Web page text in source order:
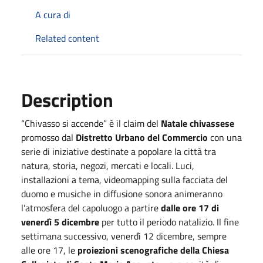
A cura di
Related content
Description
“Chivasso si accende” è il claim del Natale chivassese
promosso dal Distretto Urbano del Commercio con una
serie di iniziative destinate a popolare la città tra
natura, storia, negozi, mercati e locali. Luci,
installazioni a tema, videomapping sulla facciata del
duomo e musiche in diffusione sonora animeranno
l’atmosfera del capoluogo a partiredalle ore 17 di
venerdì 5 dicembre per tutto il periodo natalizio. Il fine
settimana successivo, venerdì 12 dicembre, sempre
alle ore 17, le proiezioni scenografiche della Chiesa